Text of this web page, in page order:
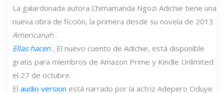
La galardonada autora Chimamanda Ngozi Adichie tiene una
nueva obra de ficción, la primera desde su novela de 2013.
Americanah.
Ellas hacen , El nuevo cuento de Adichie, está disponible
gratis para miembros de Amazon Prime y Kindle Unlimited
el 27 de octubre.
El audio version está narrado por la actriz Adepero Oduye.